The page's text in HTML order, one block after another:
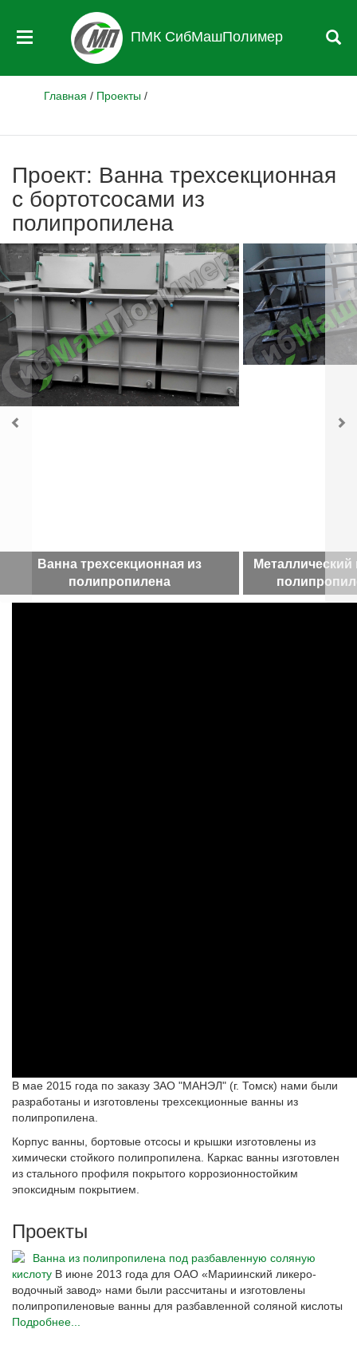
ПМК СибМашПолимер
Главная / Проекты /
Проект: Ванна трехсекционная
с бортотсосами из
полипропилена
Ванна трехсекционная из
полипропилена
Металлический
В мае 2015 года по заказу ЗАО "МАНЭЛ" (г. Томск) нами были
разработаны и изготовлены трехсекционные ванны из
полипропилена.
Корпус ванны, бортовые отсосы и крышки изготовлены из
химически стойкого полипропилена. Каркас ванны изготовлен
из стального профиля покрытого коррозионностойким
эпоксидным покрытием.
Проекты
Ванна из полипропилена под разбавленную соляную
кислоту В июне 2013 года для ОАО «Мариинский ликеро-
водочный завод» нами были рассчитаны и изготовлены
полипропиленовые ванны для разбавленной соляной кислоты
Подробнее...